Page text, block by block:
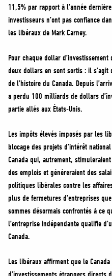
11,5% par rapport à l’année
investisseurs n’ont pas confiance
les libéraux de Mark Carney.
Pour chaque dollar
deux dollars en sont sortis : il
de l’histoire du Canada. Depuis
a perdu 100 milliards de dollars
partie allés aux États-Unis.
Les impôts élevés imposés par les
blocage des projets d’intérêt
Canada qui, autrement,
des emplois et généreraient des
politiques libérales contre les
plus de fermetures d’entreprises
sommes désormais confrontés à ce
l’entreprise indépendante qualifie
Canada.
Les libéraux affirment que le